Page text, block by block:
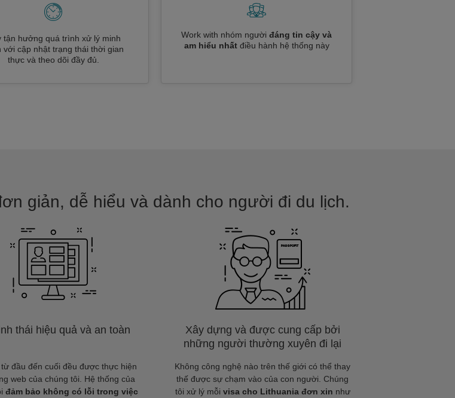
tận hưởng quá trình xử lý minh
với cập nhật trạng thái thời gian
thực và theo dõi đầy đủ.
Work with nhóm người đáng tin cậy và
am hiểu nhấtđiều hành hệ thống này
giản, dễ hiểu và dành cho người đi du lịch.
thái hiệu quả và an toàn
đầu đến cuối đều được thực hiện
web của chúng tôi. Hệ thống của
đảm bảo không có lỗi trong việc
Xây dựng và được cung cấp bởi
những người thường xuyên đi lại
Không công nghệ nào trên thế giới có thể thay
thế được sự chạm vào của con người. Chúng
tôi xử lý mỗi visa cho Lithuania đơn xin như